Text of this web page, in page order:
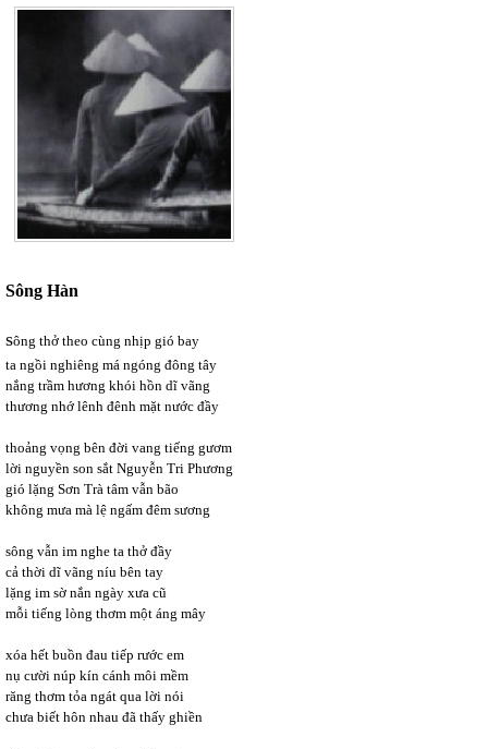
Sông Hàn
sông thở theo cùng nhịp gió bay
ta ngồi nghiêng má ngóng đông tây
nắng trầm hương khói hồn dĩ vãng
thương nhớ lênh đênh mặt nước đầy
thoảng vọng bên đời vang tiếng gươm
lời nguyền son sắt Nguyễn Tri Phương
gió lặng Sơn Trà tâm vẫn bão
không mưa mà lệ ngấm đêm sương
sông vẫn im nghe ta thở đầy
cả thời dĩ vãng níu bên tay
lặng im sờ nắn ngày xưa cũ
mỗi tiếng lòng thơm một áng mây
xóa hết buồn đau tiếp rước em
nụ cười núp kín cánh môi mềm
răng thơm tỏa ngát qua lời nói
chưa biết hôn nhau đã thấy ghiền